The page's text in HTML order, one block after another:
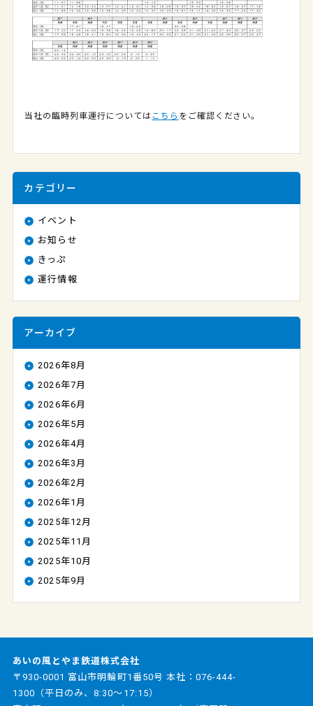
当社の臨時列車運行については こちら をご確認ください。
カテゴリー
イベント
お知らせ
きっぷ
運行情報
アーカイブ
2026年8月
2026年7月
2026年6月
2026年5月
2026年4月
2026年3月
2026年2月
2026年1月
2025年12月
2025年11月
2025年10月
2025年9月
あいの風とやま鉄道株式会社
〒930-0001 富山市明輪町1番50号 本社： 076-444-
1300 （平日のみ、8:30～17:15）